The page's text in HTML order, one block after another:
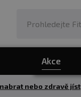
Akce
nebo zdravě jíst